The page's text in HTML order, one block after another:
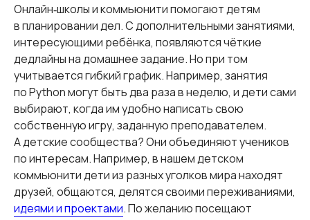
Онлайн‑школы и коммьюнити помогают детям
в планировании дел. С дополнительными занятиями,
интересующими ребёнка, появляются чёткие
дедлайны на домашнее задание. Но при том
учитывается гибкий график. Например, занятия
по Python могут быть два раза в неделю, и дети сами
выбирают, когда им удобно написать свою
собственную игру, заданную преподавателем.
А детские сообщества? Они объединяют учеников
по интересам. Например, в нашем детском
коммьюнити дети из разных уголков мира находят
друзей, общаются, делятся своими переживаниями,
идеями и проектами. По желанию посещают